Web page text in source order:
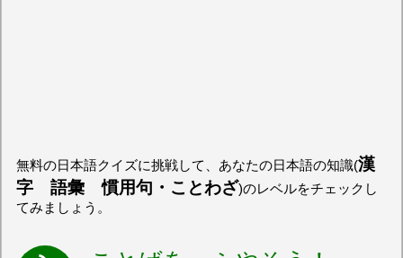
無料の日本語クイズに挑戦して、あなたの日本語の知識(漢
字 語彙 慣用句・ことわざ)のレベルをチェックし
てみましょう。